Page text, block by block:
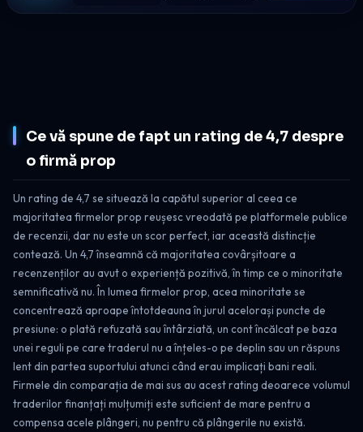
Ce vă spune de fapt un rating de 4,7 despre
o firmă prop
Un rating de 4,7 se situează la capătul superior al ceea ce
majoritatea firmelor prop reușesc vreodată pe platformele publice
de recenzii, dar nu este un scor perfect, iar această distincție
contează. Un 4,7 înseamnă că majoritatea covârșitoare a
recenzenților au avut o experiență pozitivă, în timp ce o minoritate
semnificativă nu. În lumea firmelor prop, acea minoritate se
concentrează aproape întotdeauna în jurul acelorași puncte de
presiune: o plată refuzată sau întârziată, un cont încălcat pe baza
unei reguli pe care traderul nu a înțeles-o pe deplin sau un răspuns
lent din partea suportului atunci când erau implicați bani reali.
Firmele din comparația de mai sus au acest rating deoarece volumul
traderilor finanțați mulțumiți este suficient de mare pentru a
compensa acele plângeri, nu pentru că plângerile nu există.